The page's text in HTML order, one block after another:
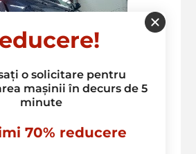
o solicitare pentru
mașinii în decurs de 5
minute
70% reducere